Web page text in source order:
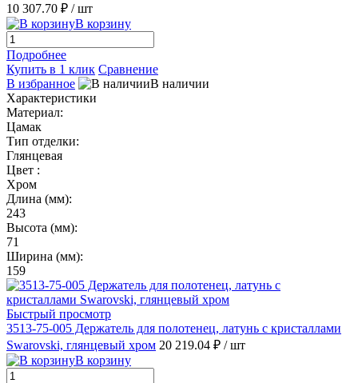
10 307.70 ₽ / шт
В корзину
Подробнее
Купить в 1 клик Сравнение
В избранное
В наличии
Характеристики
Материал:
Цамак
Тип отделки:
Глянцевая
Цвет :
Хром
Длина (мм):
243
Высота (мм):
71
Ширина (мм):
159
Быстрый просмотр
3513-75-005 Держатель для полотенец, латунь с кристаллами
Swarovski, глянцевый хром 20 219.04 ₽ / шт
В корзину